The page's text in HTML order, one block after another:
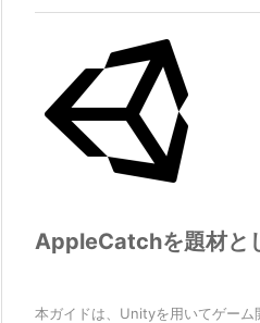
AppleCatchを題材と
本ガイドは、Unityを用いてゲーム